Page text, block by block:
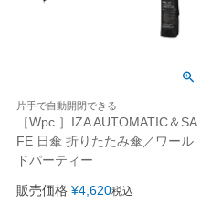
片手で自動開閉できる
［Wpc.］IZA AUTOMATIC＆SA
FE 日傘 折りたたみ傘／ワール
ドパーティー
販売価格 ¥4,620税込